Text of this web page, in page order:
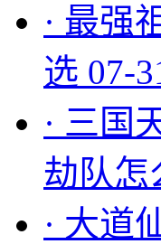
· 最强
选 07-
· 三国
劫队怎
· 大道